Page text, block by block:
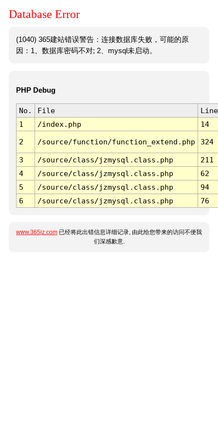
Database Error
(1040) 365建站错误警告：连接数据库失败，可能的原
因：1、数据库密码不对; 2、mysql未启动。
PHP Debug
No. File
Line
1
/index.php 14
2 /source/function/function_extend.php 324
3 /source/class/jzmysql.class.php
211
4
/source/class/jzmysql.class.php
62
5
/source/class/jzmysql.class.php
94
6
/source/class/jzmysql.class.php 76
www.365jz.com 已经将此出错信息详细记录, 由此给您带来的访问不便我
们深感歉意.